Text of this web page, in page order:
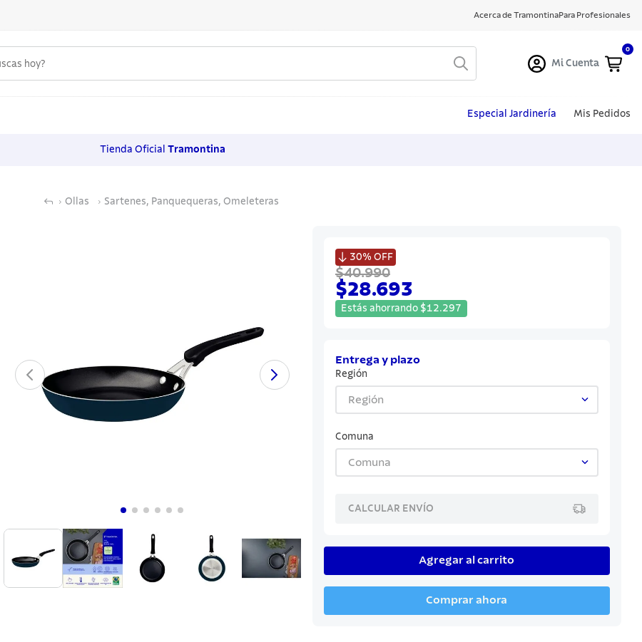
Acerca de TramontinaPara Profesionales
Mi Cuenta
0
Especial Jardinería Mis Pedidos
Tienda Oficial Tramontina
Ollas Sartenes, Panquequeras, Omeleteras
 30% OFF
$40.990
$28.693
Estás ahorrando $12.297
Entrega y plazo
Región
Región
Comuna
Comuna
CALCULAR ENVÍO
Agregar al carrito
Comprar ahora